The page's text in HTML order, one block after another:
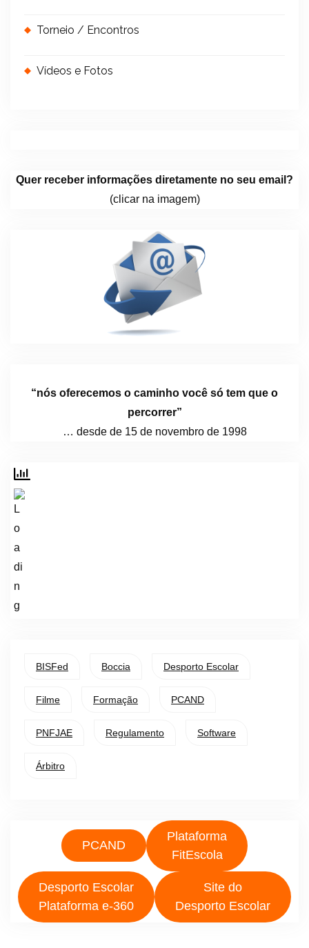
Torneio / Encontros
Vídeos e Fotos
Quer receber informações diretamente no seu email?
(clicar na imagem)
“nós oferecemos o caminho você só tem que o
percorrer”
… desde de 15 de novembro de 1998
BISFed Boccia Desporto Escolar
Filme Formação PCAND
PNFJAE Regulamento Software
Árbitro
PCAND
Plataforma
FitEscola
Desporto Escolar
Plataforma e-360
Site do
Desporto Escolar